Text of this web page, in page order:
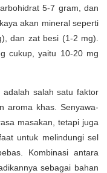
5-7 gram, dan
akan mineral seperti
dan zat besi (1-2 mg).
cukup, yaitu 10-20 mg
adalah salah satu faktor
aroma khas. Senyawa-
masakan, tetapi juga
untuk melindungi sel
Kombinasi antara
sebagai bahan